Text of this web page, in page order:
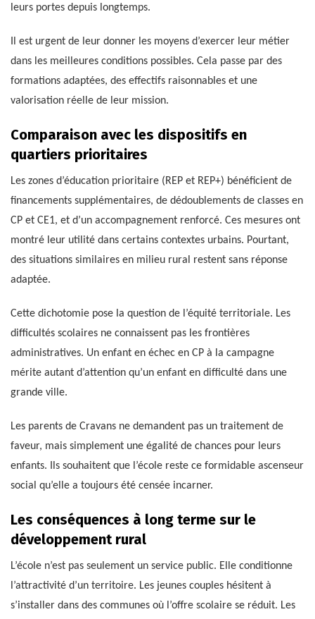
leurs portes depuis longtemps.
Il est urgent de leur donner les moyens d’exercer leur métier
dans les meilleures conditions possibles. Cela passe par des
formations adaptées, des effectifs raisonnables et une
valorisation réelle de leur mission.
Comparaison avec les dispositifs en
quartiers prioritaires
Les zones d’éducation prioritaire (REP et REP+) bénéficient de
financements supplémentaires, de dédoublements de classes en
CP et CE1, et d’un accompagnement renforcé. Ces mesures ont
montré leur utilité dans certains contextes urbains. Pourtant,
des situations similaires en milieu rural restent sans réponse
adaptée.
Cette dichotomie pose la question de l’équité territoriale. Les
difficultés scolaires ne connaissent pas les frontières
administratives. Un enfant en échec en CP à la campagne
mérite autant d’attention qu’un enfant en difficulté dans une
grande ville.
Les parents de Cravans ne demandent pas un traitement de
faveur, mais simplement une égalité de chances pour leurs
enfants. Ils souhaitent que l’école reste ce formidable ascenseur
social qu’elle a toujours été censée incarner.
Les conséquences à long terme sur le
développement rural
L’école n’est pas seulement un service public. Elle conditionne
l’attractivité d’un territoire. Les jeunes couples hésitent à
s’installer dans des communes où l’offre scolaire se réduit. Les